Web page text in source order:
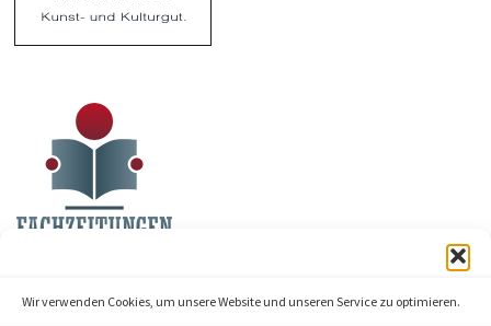
Wir verwenden Cookies, um unsere Website und unseren Service zu optimieren.